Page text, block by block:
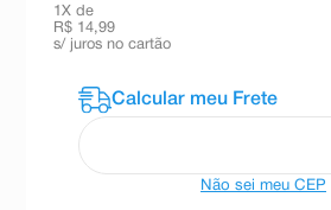
1 X de
R$ 14,99
s/ juros no cartão
Não sei meu CEP